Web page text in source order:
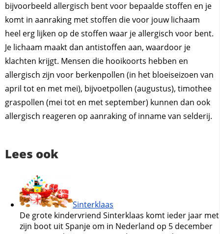
bijvoorbeeld allergisch bent voor bepaalde stoffen en je
komt in aanraking met stoffen die voor jouw lichaam
heel erg lijken op de stoffen waar je allergisch voor bent.
Je lichaam maakt dan antistoffen aan, waardoor je
klachten krijgt. Mensen die hooikoorts hebben en
allergisch zijn voor berkenpollen (in het bloeiseizoen van
april tot en met mei), bijvoetpollen (augustus), timothee
graspollen (mei tot en met september) kunnen dan ook
allergisch reageren op aanraking of inname van selderij.
Lees ook
Sinterklaas
De grote kindervriend Sinterklaas komt ieder jaar met
zijn boot uit Spanje om in Nederland op 5 december